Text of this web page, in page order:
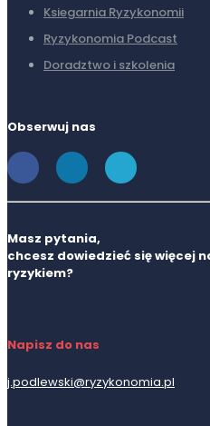
Ksiegarnia Ryzykonomii
Ryzykonomia Podcast
Doradztwo i szkolenia
Obserwuj nas
Masz pytania,
chcesz dowiedzieć się więcej
ryzykiem?
Napisz do nas
j.podlewski@ryzykonomia.pl